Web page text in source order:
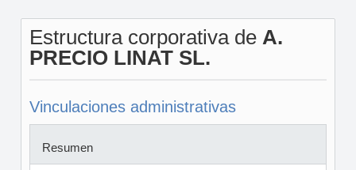
Estructura corporativa de A.
PRECIO LINAT SL.
Vinculaciones administrativas
Resumen